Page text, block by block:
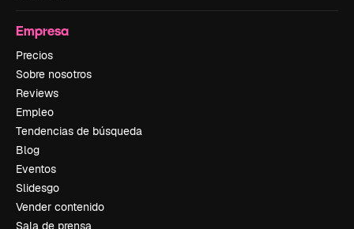
Empresa
Precios
Sobre nosotros
Reviews
Empleo
Tendencias de búsqueda
Blog
Eventos
Slidesgo
Vender contenido
Sala de prensa